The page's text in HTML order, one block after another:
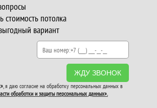
стоимость потолка
вариант
ЖДУ ЗВОНОК
, я даю согласие на обработку персональных данных в
обработки и защиты персональных данных».